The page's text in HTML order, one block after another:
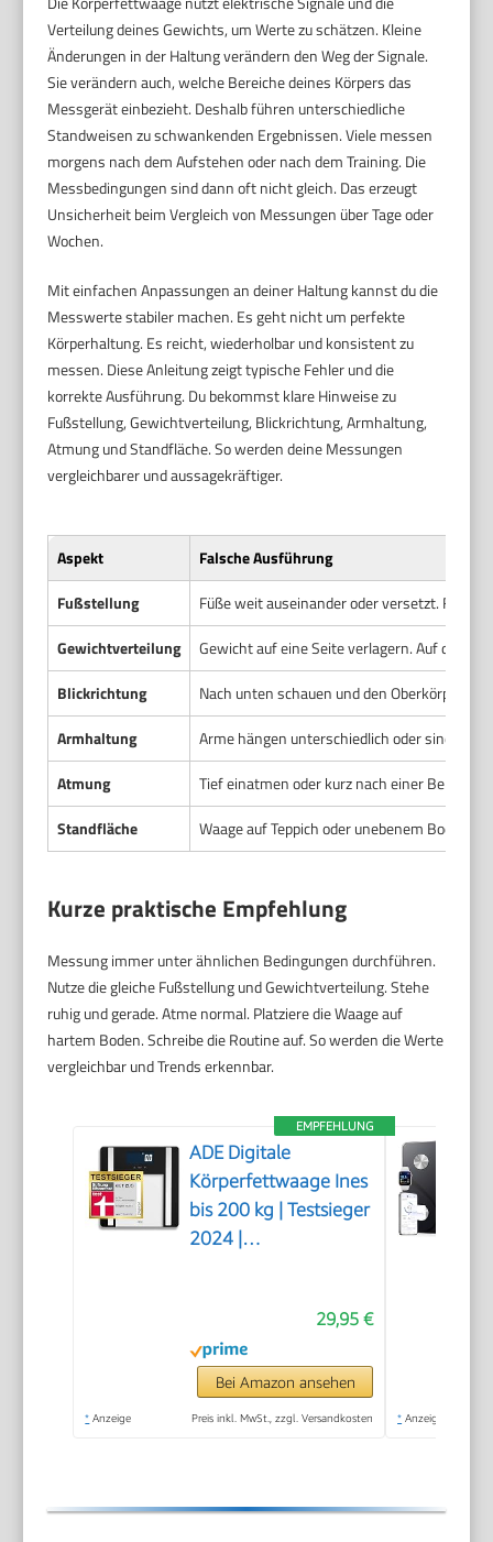
Verteilung deines Gewichts, um Werte zu schätzen. Kleine
Änderungen in der Haltung verändern den Weg der Signale.
Sie verändern auch, welche Bereiche deines Körpers das
Messgerät einbezieht. Deshalb führen unterschiedliche
Standweisen zu schwankenden Ergebnissen. Viele messen
morgens nach dem Aufstehen oder nach dem Training. Die
Messbedingungen sind dann oft nicht gleich. Das erzeugt
Unsicherheit beim Vergleich von Messungen über Tage oder
Wochen.
Mit einfachen Anpassungen an deiner Haltung kannst du die
Messwerte stabiler machen. Es geht nicht um perfekte
Körperhaltung. Es reicht, wiederholbar und konsistent zu
messen. Diese Anleitung zeigt typische Fehler und die
korrekte Ausführung. Du bekommst klare Hinweise zu
Fußstellung, Gewichtverteilung, Blickrichtung, Armhaltung,
Atmung und Standfläche. So werden deine Messungen
vergleichbarer und aussagekräftiger.
Aspekt
Falsche Ausführung
Fußstellung
Füße weit auseinander oder versetzt. Füße
Gewichtverteilung
Gewicht auf eine Seite verlagern. Auf den
Blickrichtung
Nach unten schauen und den Oberkörper
Armhaltung
Arme hängen unterschiedlich oder sind am
Atmung
Tief einatmen oder kurz nach einer
Standfläche
Waage auf Teppich oder unebenem Boden.
Kurze praktische Empfehlung
Messung immer unter ähnlichen Bedingungen durchführen.
Nutze die gleiche Fußstellung und Gewichtverteilung. Stehe
ruhig und gerade. Atme normal. Platziere die Waage auf
hartem Boden. Schreibe die Routine auf. So werden die Werte
vergleichbar und Trends erkennbar.
EMPFEHLUNG
ADE Digitale
Körperfettwaage Ines
bis 200 kg | Testsieger
2024 |
BMI, Muskelmasse,
Körperwasser,
Gewicht, BMR |
Körperwaage mit
29,95 €
Bei Amazon ansehen
* Anzeige Preis inkl. MwSt., zzgl. Versandkosten * Anzeige